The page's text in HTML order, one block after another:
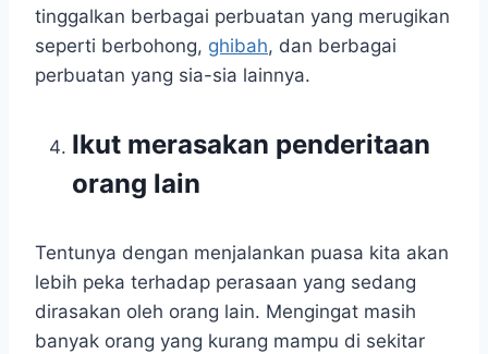
tinggalkan berbagai perbuatan yang merugikan
seperti berbohong, ghibah, dan berbagai
perbuatan yang sia-sia lainnya.
Ikut merasakan penderitaan
orang lain
Tentunya dengan menjalankan puasa kita akan
lebih peka terhadap perasaan yang sedang
dirasakan oleh orang lain. Mengingat masih
banyak orang yang kurang mampu di sekitar